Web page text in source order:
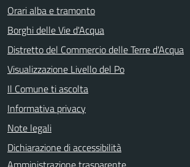
Orari alba e tramonto
Borghi delle Vie d'Acqua
Distretto del Commercio delle Terre d'Acqua
Visualizzazione Livello del Po
Il Comune ti ascolta
Informativa privacy
Note legali
Dichiarazione di accessibilità